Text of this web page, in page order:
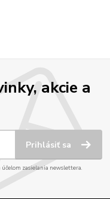
akcie a
Prihlásiť sa
účelom zasielania newslettera.